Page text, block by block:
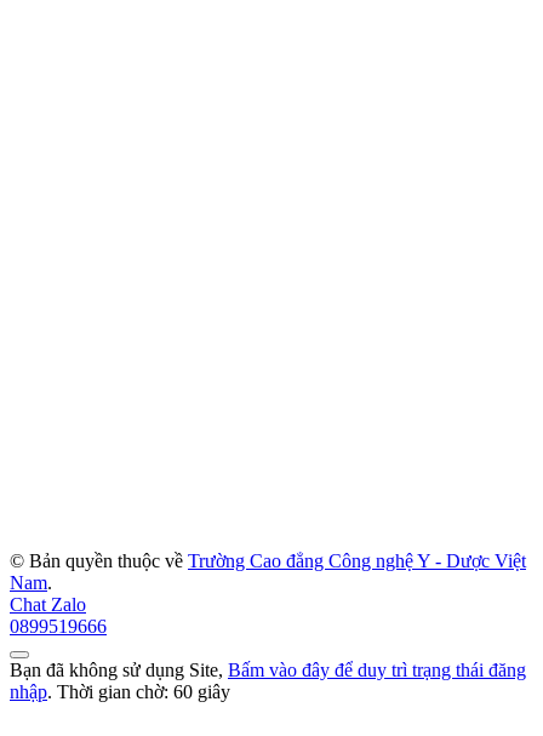
© Bản quyền thuộc về Trường Cao đẳng Công nghệ Y - Dược Việt
Nam.
Chat Zalo
0899519666
Bạn đã không sử dụng Site, Bấm vào đây để duy trì trạng thái đăng
nhập. Thời gian chờ: 60 giây